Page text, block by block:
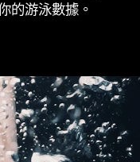
的游泳數據。